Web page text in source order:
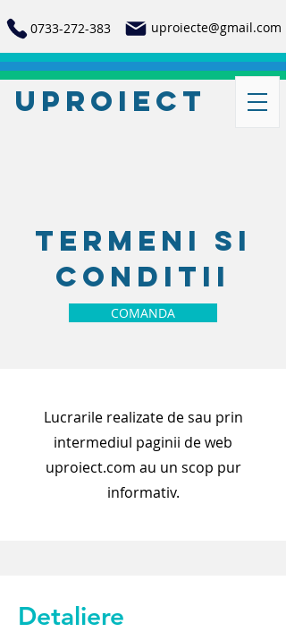
UProiect
0733-272-383 uproiecte@gmail.com
Termeni si
conditii
COMANDA
Lucrarile realizate de sau prin
intermediul paginii de web
uproiect.com au un scop pur
informativ.
Detaliere